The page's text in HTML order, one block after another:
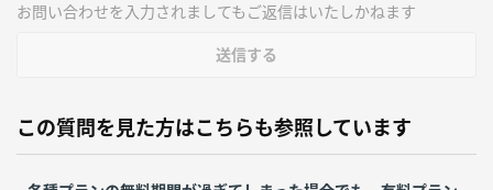
お問い合わせを入力されましてもご返信はいたしかねます
送信する
この質問を見た方はこちらも参照しています